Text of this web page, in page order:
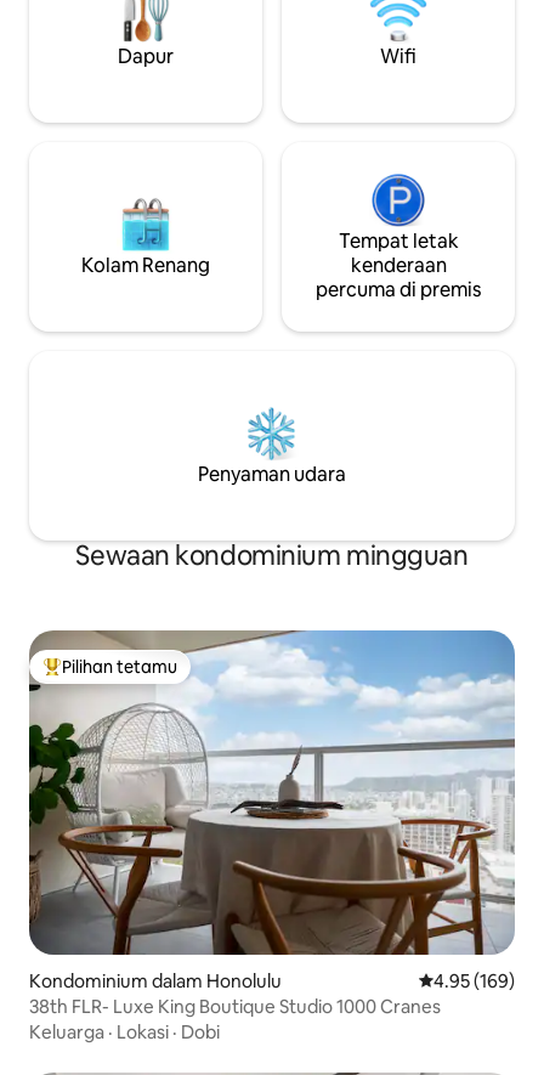
pintu anda. Bangun dengan rentak
lautan boleh mengubah hidup anda
selama-lamanya.
sehari. Lima minit
Waikiki, hotel
pusat membeli-
Dapur Wifi
Kolam Renang
Tempat letak
kenderaan
percuma di premis
Penyaman udara
Sewaan kondominium mingguan
Pilihan utama tetamu
Pilihan tetamu
Kondominium dalam Honolulu Penarafan
4.95 (169)
38th FLR- Luxe King Boutique Studio 1000 Cranes
Keluarga · Lokasi · Dobi